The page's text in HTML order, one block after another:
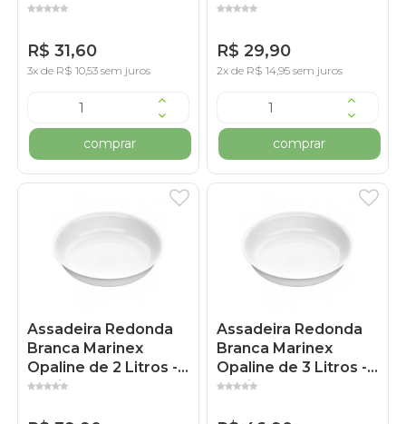
R$ 31,60
3x de R$ 10,53 sem juros
comprar
R$ 29,90
2x de R$ 14,95 sem juros
comprar
Assadeira Redonda
Branca Marinex
Opaline de 2 Litros -
Nadir
Assadeira Redonda
Branca Marinex
Opaline de 3 Litros -
Nadir